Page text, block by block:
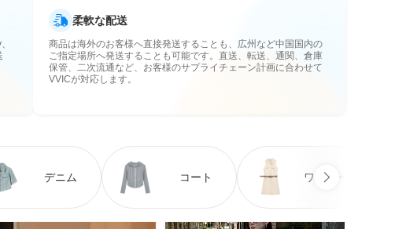
柔軟な配送
商品は海外のお客様へ直接発送することも、広州など中国国内の
ご指定場所へ発送することも可能です。直送、転送、通関、倉庫
保管、二次流通など、お客様のサプライチェーン計画に合わせて
VVICが対応します。
デニム コート ワンピース